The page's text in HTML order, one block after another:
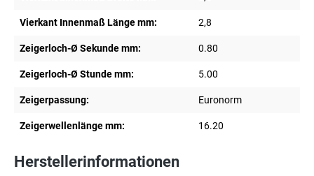
Vierkant Innenmaß Länge mm: 2,8
Zeigerloch-Ø Sekunde mm: 0.80
Zeigerloch-Ø Stunde mm: 5.00
Zeigerpassung: Euronorm
Zeigerwellenlänge mm: 16.20
Herstellerinformationen